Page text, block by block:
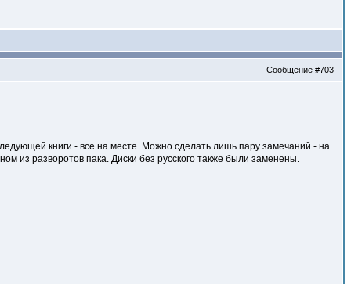
Сообщение #703
книги - все на месте. Можно сделать лишь пару замечаний - на
из разворотов пака. Диски без русского также были заменены.